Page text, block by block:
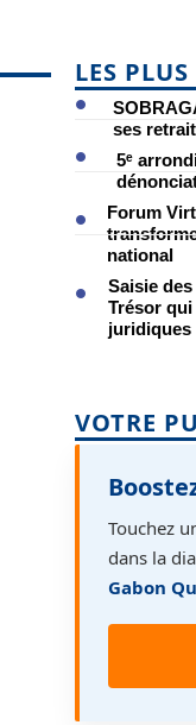
LES
ses
5ᵉ
Forum
national
Saisie
Trésor
juridiques
VOTRE
Touchez
dans la
Gabon